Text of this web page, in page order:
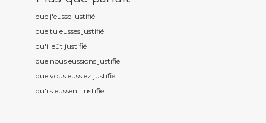
que j'eusse justifié
que tu eusses justifié
qu'il eût justifié
que nous eussions justifié
que vous eussiez justifié
qu'ils eussent justifié